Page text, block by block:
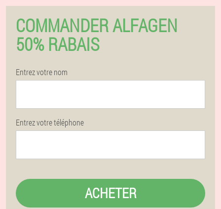
COMMANDER ALFAGEN
50% RABAIS
Entrez votre nom
Entrez votre téléphone
ACHETER